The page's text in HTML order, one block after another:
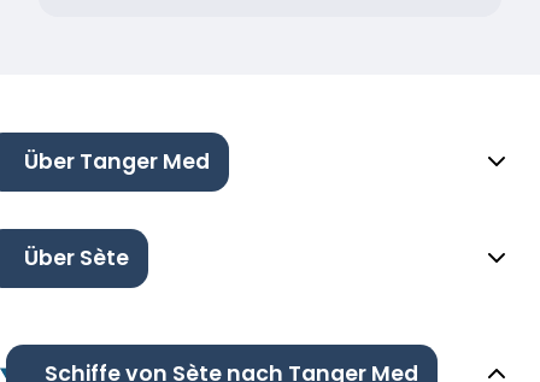
Über Tanger Med
Über Sète
Schiffe von Sète nach Tanger Med